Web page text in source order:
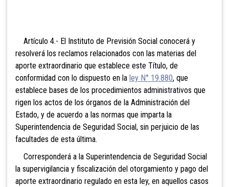
Artículo 4.- El Instituto de Previsión Social conocerá y
resolverá los reclamos relacionados con las materias del
aporte extraordinario que establece este Título, de
conformidad con lo dispuesto en la ley N° 19.880, que
establece bases de los procedimientos administrativos que
rigen los actos de los órganos de la Administración del
Estado, y de acuerdo a las normas que imparta la
Superintendencia de Seguridad Social, sin perjuicio de las
facultades de esta última.
Corresponderá a la Superintendencia de Seguridad Social
la supervigilancia y fiscalización del otorgamiento y pago del
aporte extraordinario regulado en esta ley, en aquellos casos